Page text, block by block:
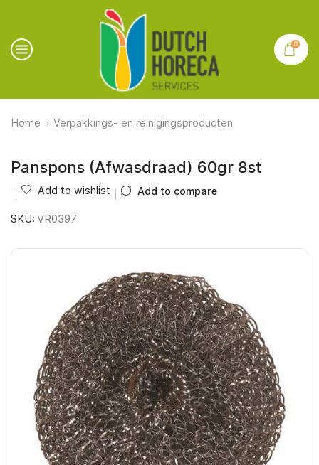
0
Home Verpakkings- en reinigingsproducten
Panspons (Afwasdraad) 60gr 8st
Add to wishlist Add to compare
SKU: VR0397